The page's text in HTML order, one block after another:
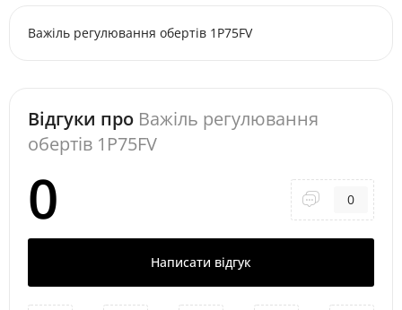
Важіль регулювання обертів 1P75FV
Відгуки про Важіль регулювання
обертів 1P75FV
0 0
Написати відгук